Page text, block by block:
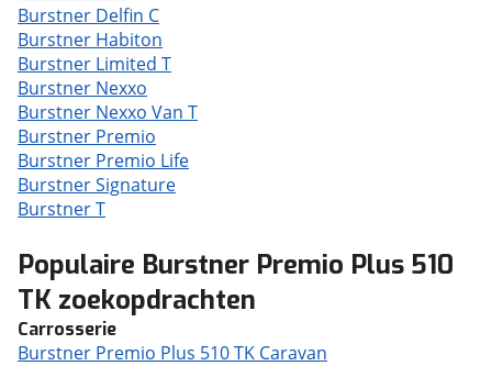
Burstner Delfin C
Burstner Habiton
Burstner Limited T
Burstner Nexxo
Burstner Nexxo Van T
Burstner Premio
Burstner Premio Life
Burstner Signature
Burstner T
Populaire Burstner Premio Plus 510
TK zoekopdrachten
Carrosserie
Burstner Premio Plus 510 TK Caravan